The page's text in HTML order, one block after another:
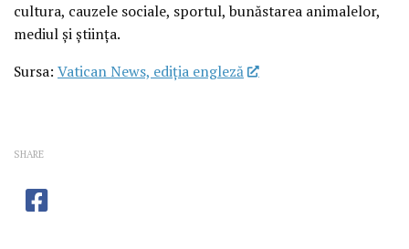
cultura, cauzele sociale, sportul, bunăstarea animalelor,
mediul și știința.
Sursa: Vatican News, ediția engleză
SHARE